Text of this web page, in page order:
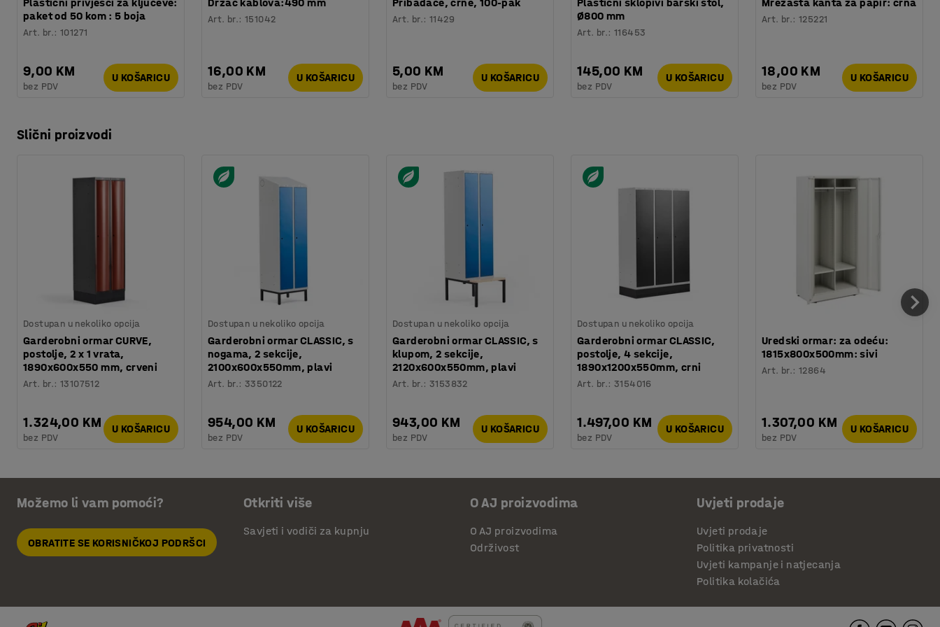
paket od 50 kom : 5 boja
Art. br.:101271
9,00 KM
bez PDV
U KOŠARICU
Art. br.:151042
16,00 KM
bez PDV
U KOŠARICU
Art. br.:11429
5,00 KM
bez PDV
U KOŠARICU
Ø800 mm
Art. br.:116453
145,00 KM
bez PDV
U KOŠARICU
Art. br.:125221
18,00 KM
bez PDV
U KOŠARICU
Slični proizvodi
Dostupan u nekoliko opcija
Garderobni ormar CURVE,
postolje, 2 x 1 vrata,
1890x600x550 mm, crveni
Art. br.:13107512
1.324,00 KM
bez PDV
U KOŠARICU
Dostupan u nekoliko opcija
Garderobni ormar CLASSIC, s
nogama, 2 sekcije,
2100x600x550mm, plavi
Art. br.:3350122
954,00 KM
bez PDV
U KOŠARICU
Dostupan u nekoliko opcija
Garderobni ormar CLASSIC, s
klupom, 2 sekcije,
2120x600x550mm, plavi
Art. br.:3153832
943,00 KM
bez PDV
U KOŠARICU
Dostupan u nekoliko opcija
Garderobni ormar CLASSIC,
postolje, 4 sekcije,
1890x1200x550mm, crni
Art. br.:3154016
1.497,00 KM
bez PDV
U KOŠARICU
Uredski ormar: za odeću:
1815x800x500mm: sivi
Art. br.:12864
1.307,00 KM
bez PDV
U KOŠARICU
Možemo li vam pomoći?
OBRATITE SE KORISNIČKOJ PODRŠCI
Otkriti više
Savjeti i vodiči za kupnju
O AJ proizvodima
O AJ proizvodima
Održivost
Uvjeti prodaje
Uvjeti prodaje
Politika privatnosti
Uvjeti kampanje i natjecanja
Politika kolačića